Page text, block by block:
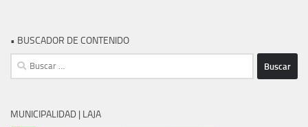
• BUSCADOR DE CONTENIDO
Buscar:
MUNICIPALIDAD | LAJA